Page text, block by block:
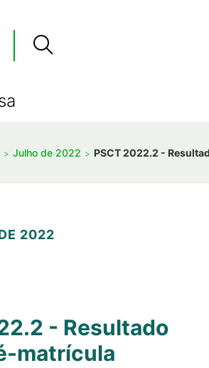
Julho de 2022 PSCT 2022.2 -
2022
- Resultado
matrícula